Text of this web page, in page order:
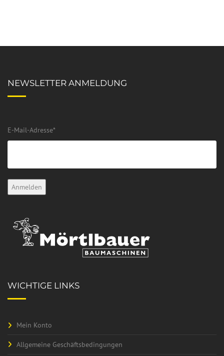
NEWSLETTER ANMELDUNG
E-Mail-Adresse*
WICHTIGE LINKS
Mein Konto
Allgemeine Geschäftsbedingungen